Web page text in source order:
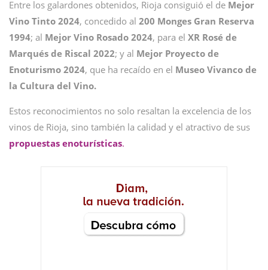
Entre los galardones obtenidos, Rioja consiguió el de Mejor
Vino Tinto 2024, concedido al 200 Monges Gran Reserva
1994; al Mejor Vino Rosado 2024, para el XR Rosé de
Marqués de Riscal 2022; y al Mejor Proyecto de
Enoturismo 2024, que ha recaído en el Museo Vivanco de
la Cultura del Vino.
Estos reconocimientos no solo resaltan la excelencia de los
vinos de Rioja, sino también la calidad y el atractivo de sus
propuestas enoturísticas.